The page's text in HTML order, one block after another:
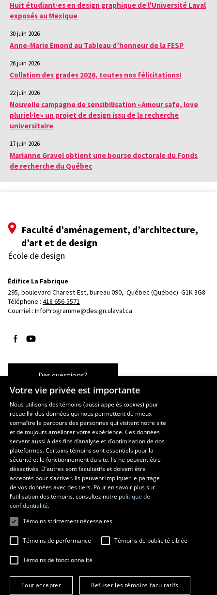
Huit étudiant·es en design graphique de l'Université Laval
exposés au Mexique
30 juin 2026
Anne-Marie Emond au Tableau d’honneur de la FESP
26 juin 2026
Collation des grades 2026, toutes nos félicitations!
22 juin 2026
Nouvelle campagne de sensibilisation «Amour safe, love
pluriel·le» un projet de design issu de la recherche
universitaire
17 juin 2026
Marianne Gravel obtient une bourse doctorale du Fonds
de recherche du Québec
Faculté d’aménagement, d’architecture,
d’art et de design
École de design
Édifice La Fabrique
295, boulevard Charest-Est, bureau 090, Québec (Québec)  G1K 3G8
Téléphone : 418 656-5571
Courriel : InfoProgramme@design.ulaval.ca
Suivez-nous sur Facebook
Suivez-nous sur YouTube
Des questions?
Les écoles et la recherche
École d’architecture
École d’art
École supérieure d’aménagement du territoire et de développement
régional
Centre de recherche en aménagement et développement
© 2026 Université Laval
Tous droits réservés
Conditions générales d'utilisation
Votre vie privée est importante
Nous utilisons des témoins (aussi appeléscookies) pour
recueillir des données qui nous permettent de mieux
connaître le parcours des personnes qui visitent notre site
et de toujours améliorer votre expérience. Ces données
servent aussi à des fins d’analyse et d’optimisation de nos
plateformes. Certains témoins sont essentiels pour la
sécurité et le fonctionnement du site. Ils ne peuvent être
désactivés. D’autres sont facultatifs et doivent être
acceptés pour s’activer. Ils peuvent impliquer le partage
de vos données avec des tiers. Pour en savoir plus sur
l’utilisation des témoins, consultez notre politique de
confidentialité.
Témoins strictement nécessaires
Témoins de performance Témoins de publicité ciblée
Témoins de fonctionnalité
Tout accepter Refuser les témoins facultatifs